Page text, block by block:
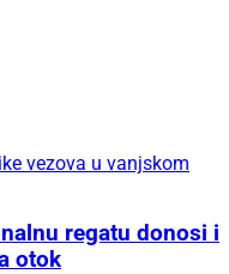
vezova u vanjskom
regatu donosi i
otok